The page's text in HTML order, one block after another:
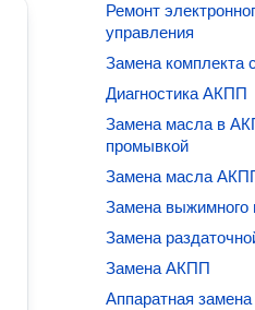
Ремонт
управления
Замена комплекта
Диагностика АКПП
Замена масла в
промывкой
Замена масла
Замена выжимного
Замена
Замена АКПП
Аппаратная